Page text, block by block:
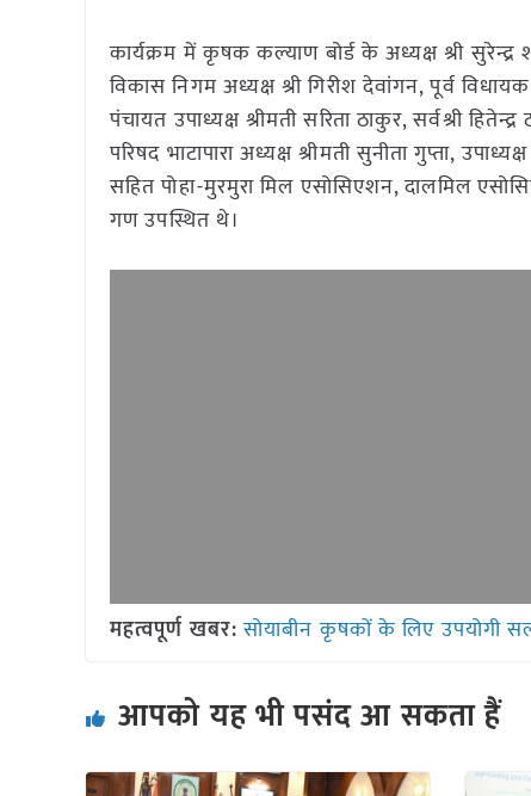
कार्यक्रम में कृषक कल्याण बोर्ड के अध्यक्ष श्री
विकास निगम अध्यक्ष श्री गिरीश देवांगन, पूर्व
पंचायत उपाध्यक्ष श्रीमती सरिता ठाकुर, सर्वश्री
परिषद भाटापारा अध्यक्ष श्रीमती सुनीता गुप्ता,
सहित पोहा-मुरमुरा मिल एसोसिएशन, दालमिल
गण उपस्थित थे।
महत्वपूर्ण खबर: सोयाबीन कृषकों के लिए उपयोगी
आपको यह भी पसंद आ सकता हैं